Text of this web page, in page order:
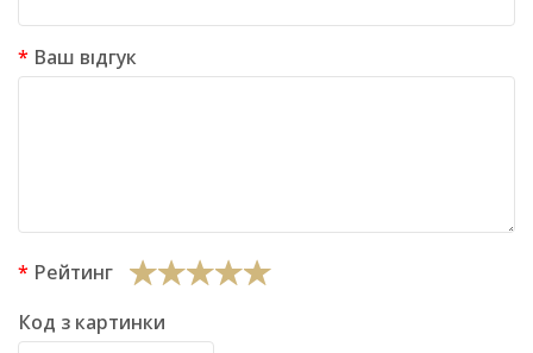
Ваш відгук
Рейтинг
Код з картинки